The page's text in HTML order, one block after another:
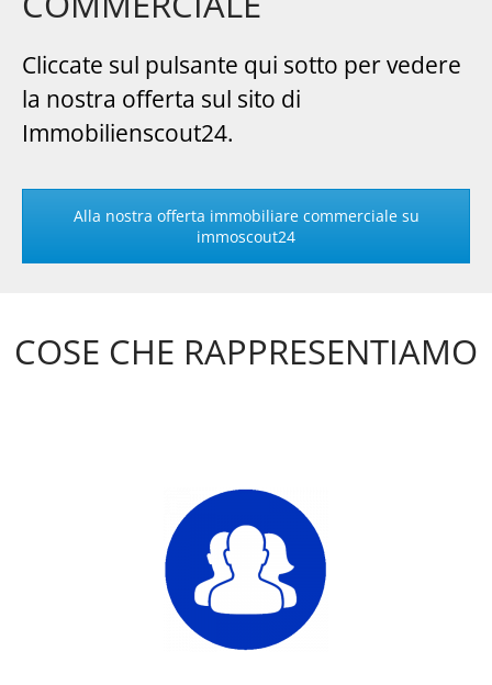
Cliccate sul pulsante qui sotto per vedere
la nostra offerta sul sito di
Immobilienscout24.
Alla nostra offerta immobiliare commerciale su
immoscout24
COSE CHE RAPPRESENTIAMO